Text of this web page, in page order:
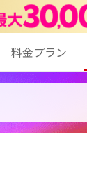
料金プラン